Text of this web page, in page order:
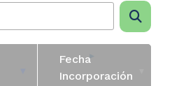
Fecha
Incorporación